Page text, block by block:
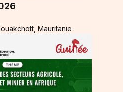
Mauritanie